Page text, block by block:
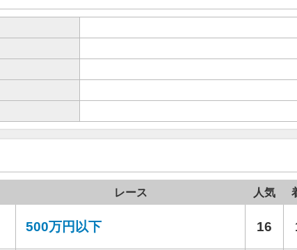
レース 人気
500万円以下 16